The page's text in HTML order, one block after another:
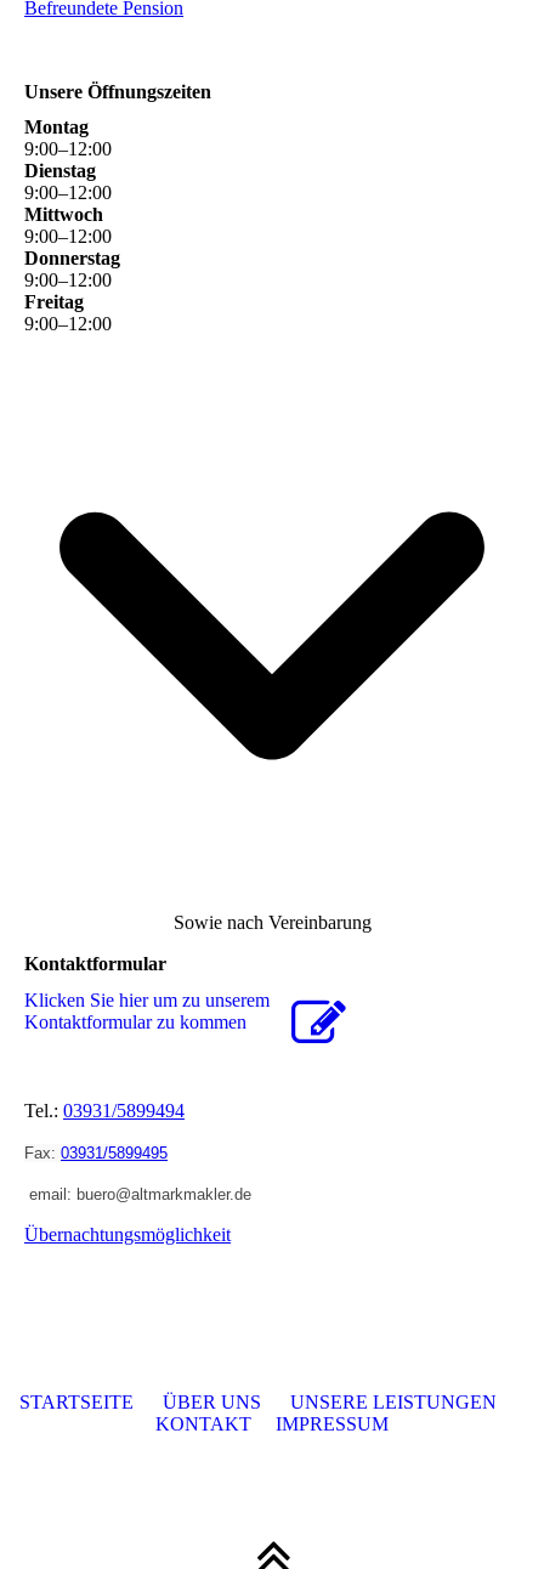
Befreundete Pension
Unsere Öffnungszeiten
Montag
9:00–12:00
Dienstag
9:00–12:00
Mittwoch
9:00–12:00
Donnerstag
9:00–12:00
Freitag
9:00–12:00
Sowie nach Vereinbarung
Kontaktformular
Klicken Sie hier um zu unserem
Kon­takt­for­mu­lar zu kommen
Tel.: 03931/5899494
Fax: 03931/5899495
email: buero@altmarkmakler.de
Übernachtungsmöglichkeit
STARTSEITE ÜBER UNS
UNSERE LEISTUNGEN
KONTAKT
IMPRESSUM